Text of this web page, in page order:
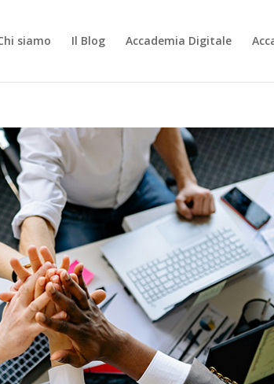
siamo Il Blog Accademia Digitale